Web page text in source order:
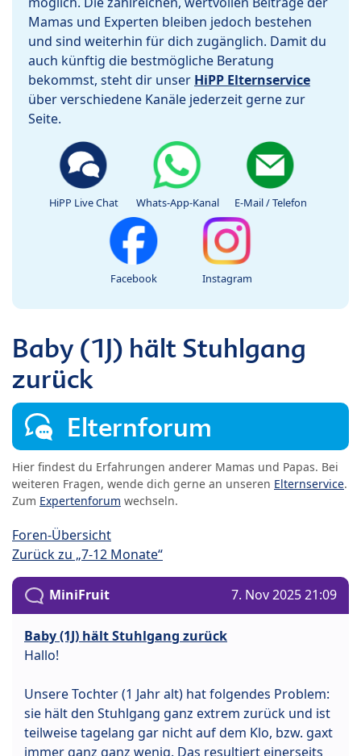
Mamas und Experten bleiben jedoch bestehen
und sind weiterhin für dich zugänglich. Damit du
auch künftig die bestmögliche Beratung
bekommst, steht dir unser HiPP Elternservice
über verschiedene Kanäle jederzeit gerne zur
Seite.
HiPP Live Chat Whats-App-Kanal E-Mail / Telefon
Facebook Instagram
Baby (1J) hält Stuhlgang
zurück
Elternforum
Hier findest du Erfahrungen anderer Mamas und Papas. Bei
weiteren Fragen, wende dich gerne an unseren Elternservice.
Zum Expertenforum wechseln.
Foren-Übersicht
Zurück zu „7-12 Monate“
MiniFruit 7. Nov 2025 21:09
Baby (1J) hält Stuhlgang zurück
Hallo!
Unsere Tochter (1 Jahr alt) hat folgendes Problem:
sie hält den Stuhlgang ganz extrem zurück und ist
teilweise tagelang gar nicht auf dem Klo, bzw. gaxt
immer ganz ganz wenig. Das resultiert einerseits